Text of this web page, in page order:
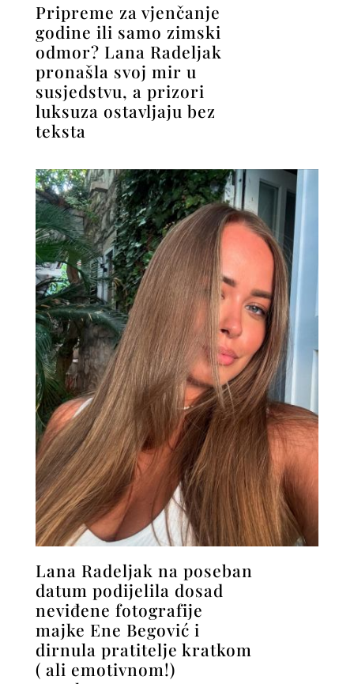
Pripreme za vjenčanje
godine ili samo zimski
odmor? Lana Radeljak
pronašla svoj mir u
susjedstvu, a prizori
luksuza ostavljaju bez
teksta
Lana Radeljak na poseban
datum podijelila dosad
neviđene fotografije
majke Ene Begović i
dirnula pratitelje kratkom
( ali emotivnom!)